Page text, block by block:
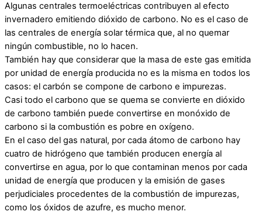
Algunas centrales termoeléctricas contribuyen al efecto
invernadero emitiendo dióxido de carbono. No es el caso de
las centrales de energía solar térmica que, al no quemar
ningún combustible, no lo hacen.
También hay que considerar que la masa de este gas emitida
por unidad de energía producida no es la misma en todos los
casos: el carbón se compone de carbono e impurezas.
Casi todo el carbono que se quema se convierte en dióxido
de carbono también puede convertirse en monóxido de
carbono si la combustión es pobre en oxígeno.
En el caso del gas natural, por cada átomo de carbono hay
cuatro de hidrógeno que también producen energía al
convertirse en agua, por lo que contaminan menos por cada
unidad de energía que producen y la emisión de gases
perjudiciales procedentes de la combustión de impurezas,
como los óxidos de azufre, es mucho menor.